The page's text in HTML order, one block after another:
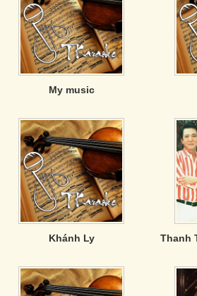
My music
Khánh Ly